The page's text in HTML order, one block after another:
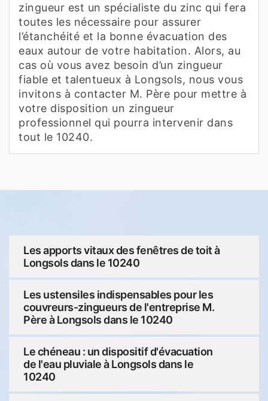
zingueur est un spécialiste du zinc qui fera
toutes les nécessaire pour assurer
l’étanchéité et la bonne évacuation des
eaux autour de votre habitation. Alors, au
cas où vous avez besoin d’un zingueur
fiable et talentueux à Longsols, nous vous
invitons à contacter M. Père pour mettre à
votre disposition un zingueur
professionnel qui pourra intervenir dans
tout le 10240.
Les apports vitaux des fenêtres de toit à
Longsols dans le 10240
Les ustensiles indispensables pour les
couvreurs-zingueurs de l'entreprise M.
Père à Longsols dans le 10240
Le chéneau : un dispositif d'évacuation
de l'eau pluviale à Longsols dans le
10240